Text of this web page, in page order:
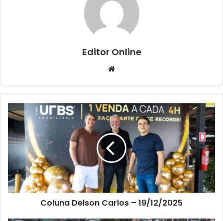
Editor Online
Coluna Delson Carlos – 19/12/2025